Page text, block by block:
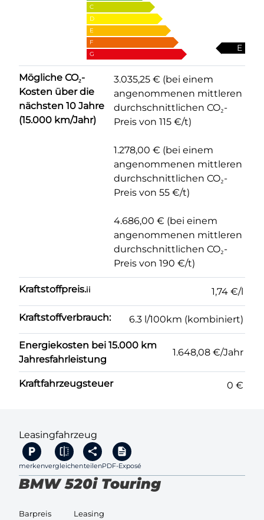
C
D
E
F
G
E
Mögliche CO₂-
Kosten über die
nächsten 10 Jahre
(15.000 km/Jahr)
3.035,25 € (bei einem
angenommenen mittleren
durchschnittlichen CO₂-
Preis von 115 €/t)
1.278,00 € (bei einem
angenommenen mittleren
durchschnittlichen CO₂-
Preis von 55 €/t)
4.686,00 € (bei einem
angenommenen mittleren
durchschnittlichen CO₂-
Preis von 190 €/t)
Kraftstoffpreis.ii 1,74 €/l
Kraftstoffverbrauch: 6.3 l/100km (kombiniert)
Energiekosten bei 15.000 km
Jahresfahrleistung
1.648,08 €/Jahr
Kraftfahrzeugsteuer 0 €
Leasingfahrzeug
merkenvergleichenteilenPDF-Exposé
BMW 520i Touring
Barpreis Leasing